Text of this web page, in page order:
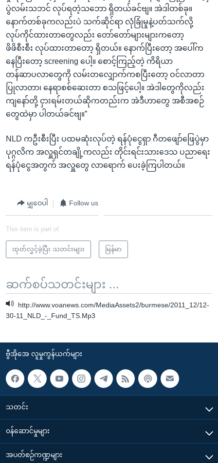
ပွဲလမ်းသဘင် လုပ်ရတဲ့သဘော ရှိတယ်ခင်ဗျ။ အဲဒါတစ်ခု။
နောက်တစ်ခုကလည်းပဲ သက်ဆိုင်ရာ လုံခြုံမှုနဲ့ပတ်သက်လို့
လုပ်ကိုင်ထားတာတွေလည်း တော်တော်များများကတော့
ဖိဖိစီးစီး လုပ်ထားတာတော့ ရှိတယ်။ နောက်ပြီးတော့ အပေါ်က
နေပြီးတော့ screening ပေါ့။ စောင့်ကြည့်တဲ့ ကိရိယာ
တန်ဆာပလာတွေကို လမ်းတလျှောက်ကစပြီးတော့ ဝင်လာတာ
ပြုလာတာ၊ နေရာစစ်ဆေးတာ စသဖြင့်ပေါ့။ အဲဒါတွေကိုလည်း
ကျနော်တို့ ငှားရမ်းတယ်ဆိုကတည်းက အဲဒီဟာတွေ အစီအစဉ်
တွေထဲမှာ ပါတယ်ခင်ဗျ။”
NLD ကဦးစီးပြီး ပထမဆုံးလုပ်တဲ့ ရန်ပုံငွေရှာ ဂီတဖျော်ဖြေပွဲမှာ
ပုဂ္ဂလိက အလှူရှင်တချို့ကလည်း တိုင်းရင်းသားဒေသ ပညာရေး
ရန်ပုံငွေအတွက် အလှူတွေ လာရောက် ပေးခဲ့ကြပါတယ်။
မျှဝေပါ Follow us
This item is part of
ထုတ်လွှင့်ခဲ့ပြီး သတင်းများ မြန်မာ
ဆက်စပ်သတင်းများ ...
http://www.voanews.com/MediaAssets2/burmese/2011_12/12-
30-11_NLD_-_Fund_TS.Mp3
ဗွီအိုအေ လူမှုကွန်ယက်များ
သတင်း
၀န်ဆောင်မှုများ
အပတ်စဉ်ကဏ္ဍများ